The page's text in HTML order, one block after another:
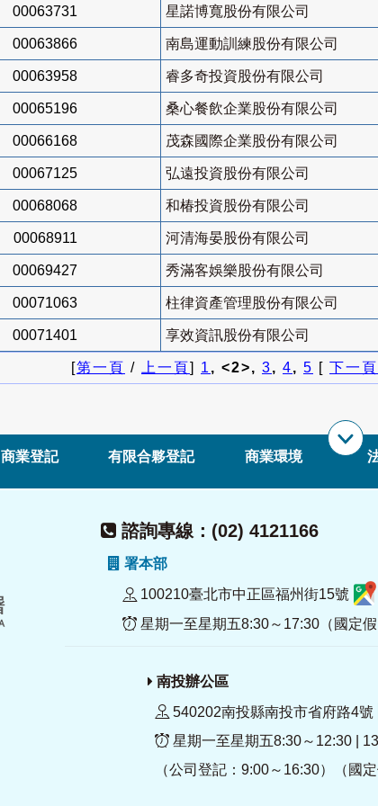
00063731 星諾博寬股份有限公司
00063866 南島運動訓練股份有限公司
00063958 睿多奇投資股份有限公司
00065196 桑心餐飲企業股份有限公司
00066168 茂森國際企業股份有限公司
00067125 弘遠投資股份有限公司
00068068 和椿投資股份有限公司
00068911 河清海晏股份有限公司
00069427 秀滿客娛樂股份有限公司
00071063 柱律資產管理股份有限公司
00071401 享效資訊股份有限公司
[第一頁 / 上一頁] 1, <2>, 3, 4, 5 [ 下一頁
商業登記 有限合夥登記 商業環境
諮詢專線：(02) 4121166
署本部
100210臺北市中正區福州街15號
星期一至星期五8:30～17:30（國定假
南投辦公區
540202南投縣南投市省府路4號
星期一至星期五8:30～12:30 |
（公司登記：9:00～16:30）（國定